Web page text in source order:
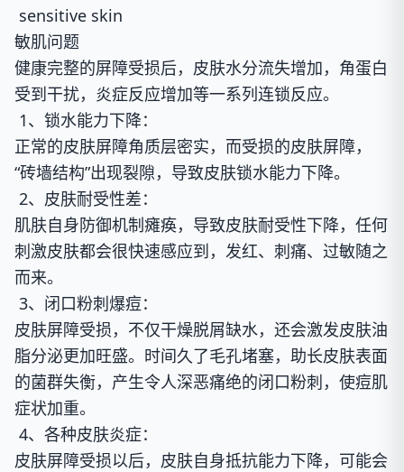
sensitive skin
敏肌问题
健康完整的屏障受损后，皮肤水分流失增加，角蛋白
受到干扰，炎症反应增加等一系列连锁反应。
1、锁水能力下降：
正常的皮肤屏障角质层密实，而受损的皮肤屏障，
“砖墙结构”出现裂隙，导致皮肤锁水能力下降。
2、皮肤耐受性差：
肌肤自身防御机制瘫痪，导致皮肤耐受性下降，任何
刺激皮肤都会很快速感应到，发红、刺痛、过敏随之
而来。
3、闭口粉刺爆痘：
皮肤屏障受损，不仅干燥脱屑缺水，还会激发皮肤油
脂分泌更加旺盛。时间久了毛孔堵塞，助长皮肤表面
的菌群失衡，产生令人深恶痛绝的闭口粉刺，使痘肌
症状加重。
4、各种皮肤炎症：
皮肤屏障受损以后，皮肤自身抵抗能力下降，可能会